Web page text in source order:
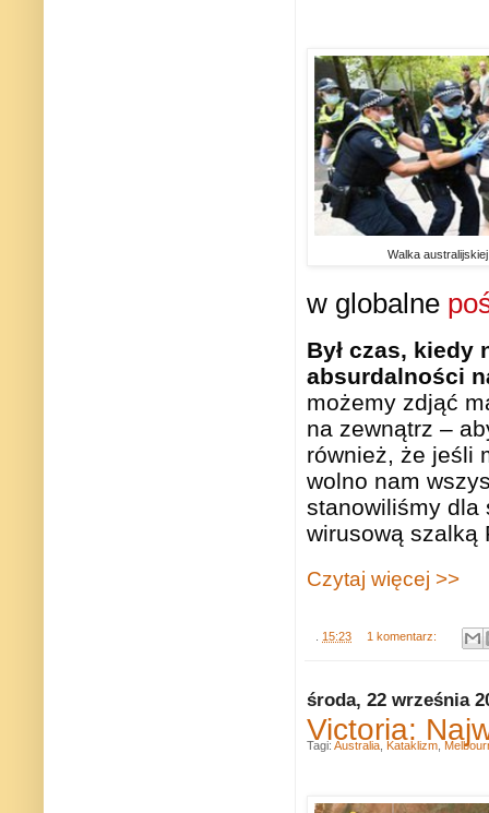
Walka
w globalne
Był czas, kiedy
absurdalności
możemy zdjąć
na zewnątrz –
również, że jeśli
wolno nam
stanowiliśmy dla
wirusową szalką
Czytaj więcej >>
15:23 1 komentarz:
środa, 22 września
Victoria:
Tagi: Australia Kataklizm